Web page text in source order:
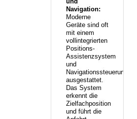
Navigation:
Moderne
Geräte sind oft
mit einem
vollintegrierten
Positions-
Assistenzsystem
und
Navigationssteuerung
ausgestattet.
Das System
erkennt die
Zielfachposition
und führt die